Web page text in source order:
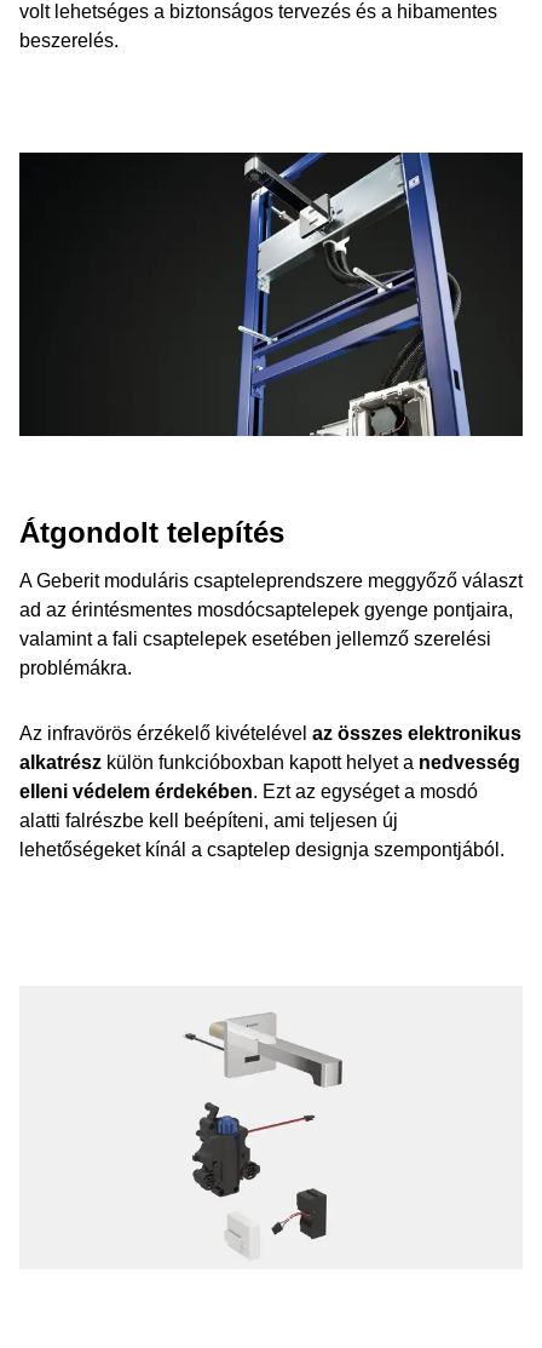
volt lehetséges a biztonságos tervezés és a hibamentes
beszerelés.
Átgondolt telepítés
A Geberit moduláris csapteleprendszere meggyőző választ
ad az érintésmentes mosdócsaptelepek gyenge pontjaira,
valamint a fali csaptelepek esetében jellemző szerelési
problémákra.
Az infravörös érzékelő kivételével az összes elektronikus
alkatrész külön funkcióboxban kapott helyet a nedvesség
elleni védelem érdekében. Ezt az egységet a mosdó
alatti falrészbe kell beépíteni, ami teljesen új
lehetőségeket kínál a csaptelep designja szempontjából.